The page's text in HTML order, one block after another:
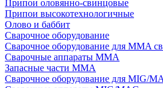
Припои оловянно-свинцовые
Припои высокотехнологичные
Олово и баббит
Сварочное оборудование
Сварочное оборудование для MMA
Сварочные аппараты MMA
Запасные части MMA
Сварочное оборудование для MIG/